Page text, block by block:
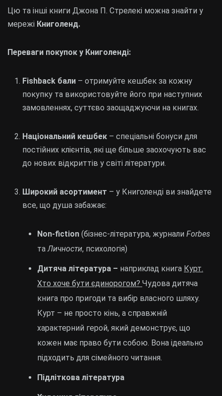
Цю та інші книги Джона П. Стрелекі можна знайти у
мережі Книголенд.
Переваги покупок у Книголенді:
Fishback бали – отримуйте кешбек за кожну
покупку та використовуйте його при наступних
замовленнях, суттєво заощаджуючи на книгах.
Національний кешбек – спеціальні бонуси для
постійних клієнтів, які ще більше заохочують вас
до нових відкриттів у світі літератури.
Широкий асортимент – у Книголенді ви знайдете
все, що душа забажає:
Non-fiction (бізнес-література, журнали Forbes
таЛичности, психологія)
Дитяча література – наприклад книга Курт.
Хто хоче бути єдинорогом? Чудова дитяча
книга про пригоди та вибір власного шляху.
Курт – не просто кінь, а справжній
характерний герой, який демонструє, що
кожен має право бути собою. Вона ідеально
підходить для сімейного читання.
Підліткова література